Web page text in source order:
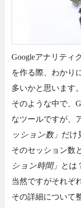
Googleアナリティ
を作る際、わかり
多いかと思います。
そのような中で、
なツールですが、
ッション数」 だけ
そのセッション数
ション時間」 とは
当然ですがそれぞ
その詳細について